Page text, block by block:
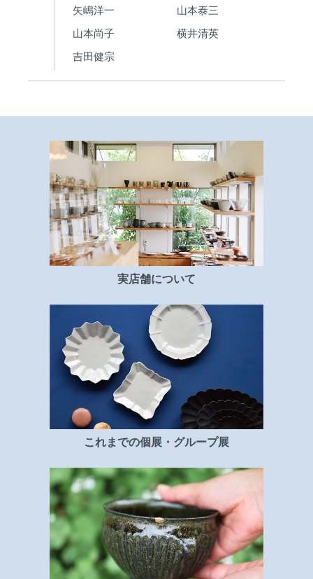
矢嶋洋一
山本泰三
山本尚子
横井清英
吉田健宗
実店舗について
これまでの個展・グループ展